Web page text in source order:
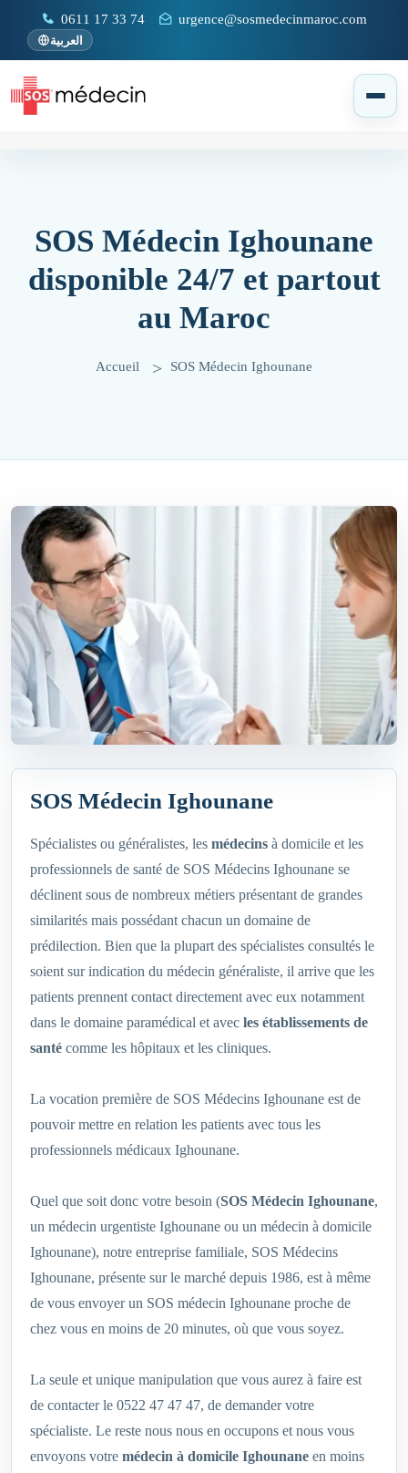
0611 17 33 74 urgence@sosmedecinmaroc.com
العربية
SOS Médecin Ighounane
disponible 24/7 et partout
au Maroc
Accueil SOS Médecin Ighounane
SOS Médecin Ighounane
Spécialistes ou généralistes, les médecins à domicile et les
professionnels de santé de SOS Médecins Ighounane se
déclinent sous de nombreux métiers présentant de grandes
similarités mais possédant chacun un domaine de
prédilection. Bien que la plupart des spécialistes consultés le
soient sur indication du médecin généraliste, il arrive que les
patients prennent contact directement avec eux notamment
dans le domaine paramédical et avec les établissements de
santé comme les hôpitaux et les cliniques.
La vocation première de SOS Médecins Ighounane est de
pouvoir mettre en relation les patients avec tous les
professionnels médicaux Ighounane.
Quel que soit donc votre besoin (SOS Médecin Ighounane,
un médecin urgentiste Ighounane ou un médecin à domicile
Ighounane), notre entreprise familiale, SOS Médecins
Ighounane, présente sur le marché depuis 1986, est à même
de vous envoyer un SOS médecin Ighounane proche de
chez vous en moins de 20 minutes, où que vous soyez.
La seule et unique manipulation que vous aurez à faire est
de contacter le 0522 47 47 47, de demander votre
spécialiste. Le reste nous nous en occupons et nous vous
envoyons votre médecin à domicile Ighounane en moins